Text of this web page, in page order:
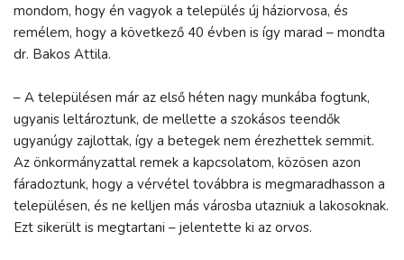
mondom, hogy én vagyok a település új háziorvosa, és
remélem, hogy a következő 40 évben is így marad – mondta
dr. Bakos Attila.
– A településen már az első héten nagy munkába fogtunk,
ugyanis leltároztunk, de mellette a szokásos teendők
ugyanúgy zajlottak, így a betegek nem érezhettek semmit.
Az önkormányzattal remek a kapcsolatom, közösen azon
fáradoztunk, hogy a vérvétel továbbra is megmaradhasson a
településen, és ne kelljen más városba utazniuk a lakosoknak.
Ezt sikerült is megtartani – jelentette ki az orvos.